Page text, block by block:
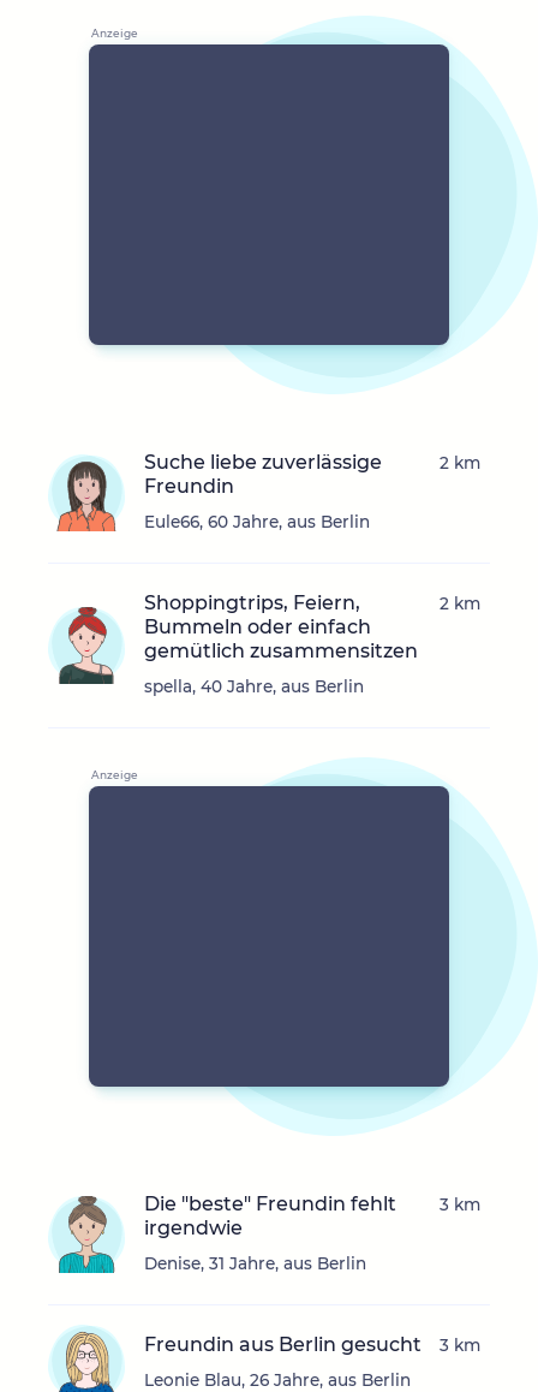
Suche liebe zuverlässige
Freundin
Eule66, 60 Jahre, aus Berlin
2 km
Shoppingtrips, Feiern,
Bummeln oder einfach
gemütlich zusammensitzen
spella, 40 Jahre, aus Berlin
2 km
Die "beste" Freundin fehlt
irgendwie
Denise, 31 Jahre, aus Berlin
3 km
Freundin aus Berlin gesucht
Leonie Blau, 26 Jahre, aus Berlin
3 km